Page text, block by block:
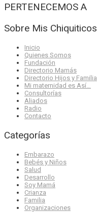
PERTENECEMOS A
Sobre Mis Chiquiticos
Inicio
Quienes Somos
Fundación
Directorio Mamás
Directorio Hijos y Familia
Mi maternidad es Así…
Consultorías
Aliados
Radio
Contacto
Categorías
Embarazo
Bebés y Niños
Salud
Desarrollo
Soy Mamá
Crianza
Familia
Organizaciones